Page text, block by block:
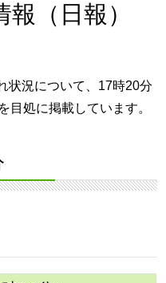
（日報）
状況について、17時20分
目処に掲載しています。